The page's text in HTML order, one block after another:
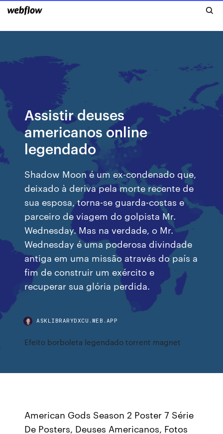
Assistir deuses
americanos online
legendado
Shadow Moon é um ex-condenado que,
deixado à deriva pela morte recente de
sua esposa, torna-se guarda-costas e
parceiro de viagem do golpista Mr.
Wednesday. Mas na verdade, o Mr.
Wednesday é uma poderosa divindade
antiga em uma missão através do país a
fim de construir um exército e
recuperar sua glória perdida.
ASKLIBRARYDXCU.WEB.APP
Efeito borboleta legendado torrent magnet
American Gods Season 2 Poster 7 Série
De Posters, Deuses Americanos, Fotos